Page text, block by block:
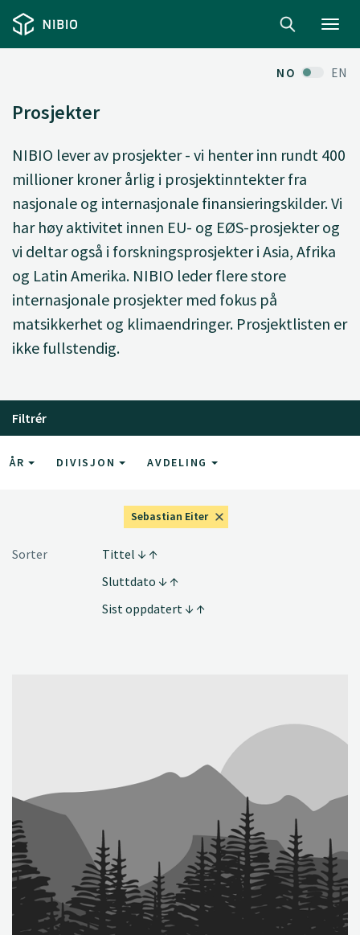
NO EN
Prosjekter
NIBIO lever av prosjekter - vi henter inn rundt 400
millioner kroner årlig i prosjektinntekter fra
nasjonale og internasjonale finansieringskilder. Vi
har høy aktivitet innen EU- og EØS-prosjekter og
vi deltar også i forskningsprosjekter i Asia, Afrika
og Latin Amerika. NIBIO leder flere store
internasjonale prosjekter med fokus på
matsikkerhet og klimaendringer. Prosjektlisten er
ikke fullstendig.
Filtrér
ÅR DIVISJON AVDELING
Sebastian Eiter
Sorter
Tittel
Sluttdato
Sist oppdatert